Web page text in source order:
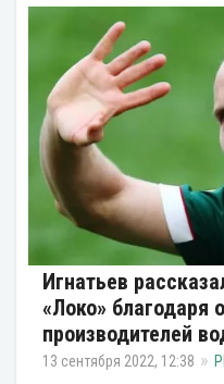
Игнатьев
«Локо» благодаря
производителей
13 сентября 2022, 12:38